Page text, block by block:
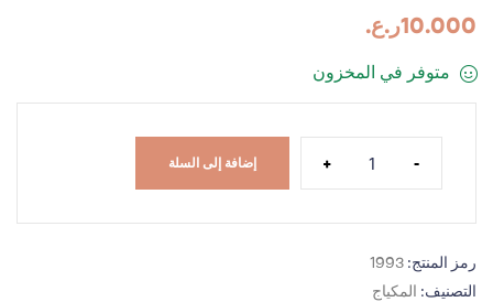
10.000ر.ع.
متوفر في المخزون
-
+ إضافة إلى السلة
رمز المنتج: 1993
التصنيف: المكياج